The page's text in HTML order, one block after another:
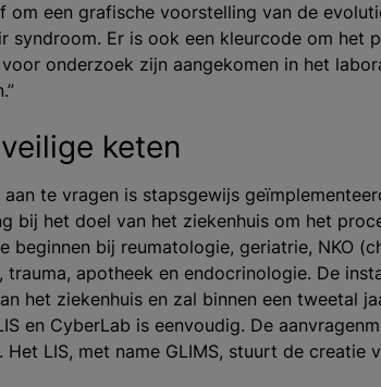
om een grafische voorstelling van de
syndroom. Er is ook een kleurcode om het
onderzoek zijn aangekomen in het
keten
te vragen is stapsgewijs
bij het doel van het ziekenhuis om het
beginnen bij reumatologie, geriatrie, NKO
trauma, apotheek en endocrinologie. De
het ziekenhuis en zal binnen een tweetal
en CyberLab is eenvoudig. De
LIS, met name GLIMS, stuurt de creatie